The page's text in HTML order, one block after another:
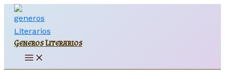
contenido
Generos Literarios
Main
Menu